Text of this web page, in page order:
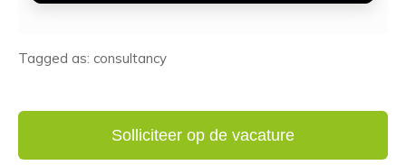
Tagged as: consultancy